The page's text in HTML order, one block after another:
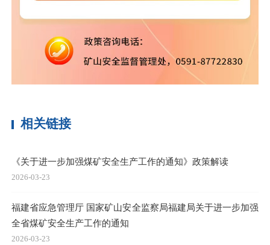
相关链接
《关于进一步加强煤矿安全生产工作的通知》政策解读
2026-03-23
福建省应急管理厅 国家矿山安全监察局福建局关于进一步加强
全省煤矿安全生产工作的通知
2026-03-23